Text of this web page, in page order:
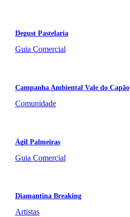
Degust Pastelaria
Guia Comercial
Campanha Ambiental Vale do Capão
Comunidade
Ágil Palmeiras
Guia Comercial
Diamantina Breaking
Artistas